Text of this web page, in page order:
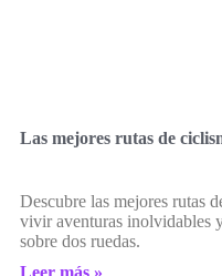
Las mejores rutas de
Descubre las mejores rutas
vivir aventuras inolvidables
sobre dos ruedas.
Leer más »